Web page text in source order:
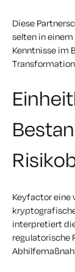
Diese
selten in
Kenntnisse im
Keyfactor eine
interpretiert
regulatorische